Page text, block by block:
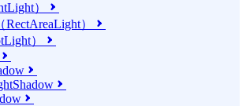
） 
） 
） 



